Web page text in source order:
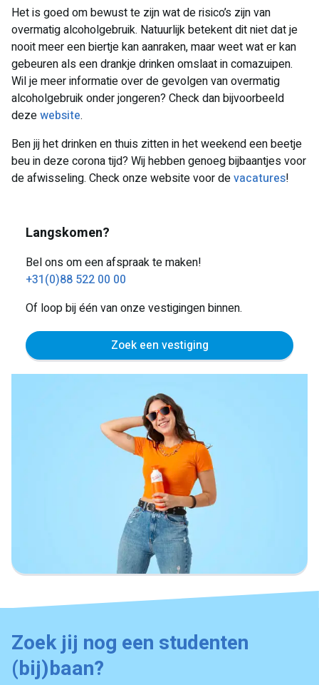
Het is goed om bewust te zijn wat de risico’s zijn van
overmatig alcoholgebruik. Natuurlijk betekent dit niet dat je
nooit meer een biertje kan aanraken, maar weet wat er kan
gebeuren als een drankje drinken omslaat in comazuipen.
Wil je meer informatie over de gevolgen van overmatig
alcoholgebruik onder jongeren? Check dan bijvoorbeeld
dezewebsite.
Ben jij het drinken en thuis zitten in het weekend een beetje
beu in deze corona tijd? Wij hebben genoeg bijbaantjes voor
de afwisseling. Check onze website voor devacatures!
Langskomen?
Bel ons om een afspraak te maken!
+31(0)88 522 00 00
Of loop bij één van onze vestigingen binnen.
Zoek een vestiging
Zoek jij nog een studenten
(bij)baan?